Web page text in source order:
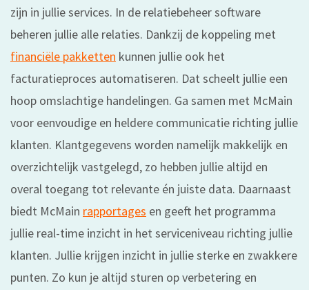
zijn in jullie services. In de relatiebeheer software
beheren jullie alle relaties. Dankzij de koppeling met
financiële pakketten kunnen jullie ook het
facturatieproces automatiseren. Dat scheelt jullie een
hoop omslachtige handelingen. Ga samen met McMain
voor eenvoudige en heldere communicatie richting jullie
klanten. Klantgegevens worden namelijk makkelijk en
overzichtelijk vastgelegd, zo hebben jullie altijd en
overal toegang tot relevante én juiste data. Daarnaast
biedt McMain rapportages en geeft het programma
jullie real-time inzicht in het serviceniveau richting jullie
klanten. Jullie krijgen inzicht in jullie sterke en zwakkere
punten. Zo kun je altijd sturen op verbetering en